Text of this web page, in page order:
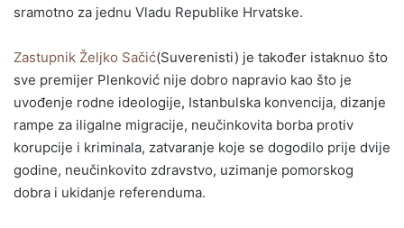
sramotno za jednu Vladu Republike Hrvatske.
Zastupnik Željko Sačić(Suverenisti) je također istaknuo što
sve premijer Plenković nije dobro napravio kao što je
uvođenje rodne ideologije, Istanbulska konvencija, dizanje
rampe za iligalne migracije, neučinkovita borba protiv
korupcije i kriminala, zatvaranje koje se dogodilo prije dvije
godine, neučinkovito zdravstvo, uzimanje pomorskog
dobra i ukidanje referenduma.